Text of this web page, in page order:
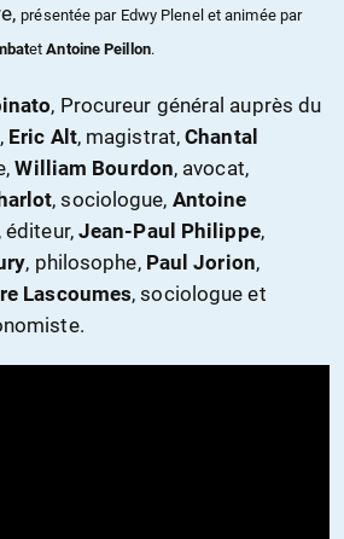
présentée par Edwy Plenel et animée par
etAntoine Peillon.
, Procureur général auprès du
Eric Alt, magistrat,Chantal
William Bourdon, avocat,
, sociologue, Antoine
éditeur, Jean-Paul Philippe,
, philosophe, Paul Jorion,
Lascoumes, sociologue et